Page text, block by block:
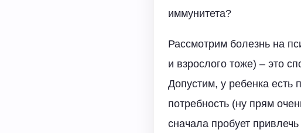
иммунитета?
Рассмотрим болезнь на
и взрослого тоже) – это
Допустим, у ребенка есть
потребность (ну прям
сначала пробует